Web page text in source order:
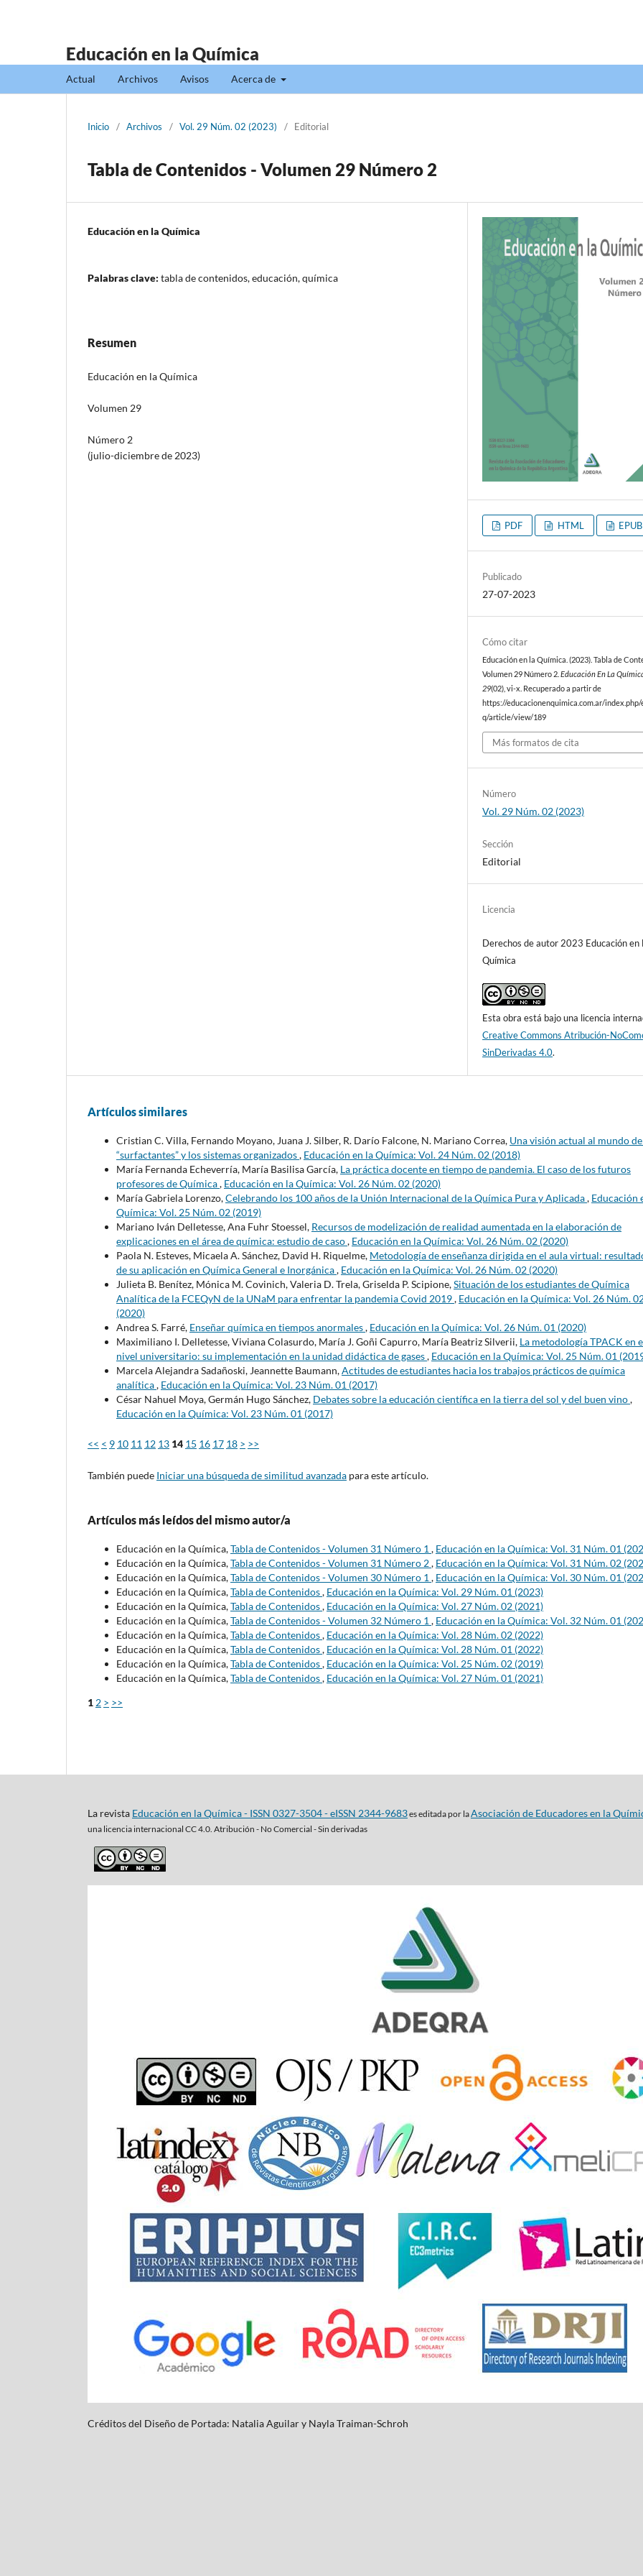
Educación en la Química
Actual Archivos Avisos Acerca de
Inicio / Archivos / Vol. 29 Núm. 02 (2023) / Editorial
Tabla de Contenidos - Volumen 29 Número 2
Educación en la Química
Palabras clave: tabla de contenidos, educación, química
Resumen
Educación en la Química
Volumen 29
Número 2
(julio-diciembre de 2023)
PDF HTML EPUB
Publicado
27-07-2023
Cómo citar
Educación en la Química. (2023). Tabla de
Volumen 29 Número 2.Educación En La
29(02), vi-x. Recuperado a partir de
https://educacionenquimica.com.ar/index.php/
q/article/view/189
Más formatos de cita
Número
Vol. 29 Núm. 02 (2023)
Sección
Editorial
Licencia
Derechos de autor 2023 Educación en
Química
Esta obra está bajo una licencia
Creative Commons Atribución-
SinDerivadas 4.0.
Artículos similares
Cristian C. Villa, Fernando Moyano, Juana J. Silber, R. Darío Falcone, N. Mariano Correa, Una visión actual al mundo
“surfactantes” y los sistemas organizados, Educación en la Química: Vol. 24 Núm. 02 (2018)
María Fernanda Echeverría, María Basilisa García, La práctica docente en tiempo de pandemia. El caso de los futuros
profesores de Química, Educación en la Química: Vol. 26 Núm. 02 (2020)
María Gabriela Lorenzo,Celebrando los 100 años de la Unión Internacional de la Química Pura y Aplicada, Educación
Química: Vol. 25 Núm. 02 (2019)
Mariano Iván Delletesse, Ana Fuhr Stoessel, Recursos de modelización de realidad aumentada en la elaboración de
explicaciones en el área de química: estudio de caso, Educación en la Química: Vol. 26 Núm. 02 (2020)
Paola N. Esteves, Micaela A. Sánchez, David H. Riquelme, Metodología de enseñanza dirigida en el aula virtual:
de su aplicación en Química General e Inorgánica, Educación en la Química: Vol. 26 Núm. 02 (2020)
Julieta B. Benítez, Mónica M. Covinich, Valeria D. Trela, Griselda P. Scipione,Situación de los estudiantes de Química
Analítica de la FCEQyN de la UNaM para enfrentar la pandemia Covid 2019, Educación en la Química: Vol. 26 Núm.
(2020)
Andrea S. Farré, Enseñar química en tiempos anormales, Educación en la Química: Vol. 26 Núm. 01 (2020)
Maximiliano I. Delletesse, Viviana Colasurdo, María J. Goñi Capurro, María Beatriz Silverii, La metodología TPACK en
nivel universitario: su implementación en la unidad didáctica de gases, Educación en la Química: Vol. 25 Núm. 01
Marcela Alejandra Sadañoski, Jeannette Baumann,Actitudes de estudiantes hacia los trabajos prácticos de química
analítica, Educación en la Química: Vol. 23 Núm. 01 (2017)
César Nahuel Moya, Germán Hugo Sánchez, Debates sobre la educación científica en la tierra del sol y del buen vino,
Educación en la Química: Vol. 23 Núm. 01 (2017)
<< < 9 10 11 12 13 14 15 16 17 18 > >>
También puede Iniciar una búsqueda de similitud avanzada para este artículo.
Artículos más leídos del mismo autor/a
Educación en la Química,Tabla de Contenidos - Volumen 31 Número 1 , Educación en la Química: Vol. 31 Núm. 01
Educación en la Química,Tabla de Contenidos - Volumen 31 Número 2, Educación en la Química: Vol. 31 Núm. 02
Educación en la Química,Tabla de Contenidos - Volumen 30 Número 1 , Educación en la Química: Vol. 30 Núm. 01
Educación en la Química,Tabla de Contenidos, Educación en la Química: Vol. 29 Núm. 01 (2023)
Educación en la Química,Tabla de Contenidos, Educación en la Química: Vol. 27 Núm. 02 (2021)
Educación en la Química,Tabla de Contenidos - Volumen 32 Número 1 , Educación en la Química: Vol. 32 Núm. 01
Educación en la Química,Tabla de Contenidos, Educación en la Química: Vol. 28 Núm. 02 (2022)
Educación en la Química,Tabla de Contenidos, Educación en la Química: Vol. 28 Núm. 01 (2022)
Educación en la Química,Tabla de Contenidos, Educación en la Química: Vol. 25 Núm. 02 (2019)
Educación en la Química,Tabla de Contenidos, Educación en la Química: Vol. 27 Núm. 01 (2021)
1 2 > >>
La revista Educación en la Química - ISSN 0327-3504 - eISSN 2344-9683es editada por laAsociación de Educadores en la
una licencia internacional CC 4.0. Atribución - No Comercial - Sin derivadas
Créditos del Diseño de Portada: Natalia Aguilar y NaylaTraiman-Schroh